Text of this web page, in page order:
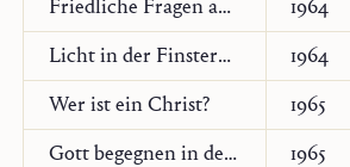
Friedliche Fragen an das Opus Dei
1964
Licht in der Finsternis
1964
Wer ist ein Christ?
1965
Gott begegnen in der heutigen Welt
1965